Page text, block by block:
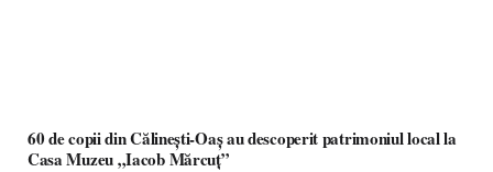
60 de copii din Călinești-Oaș au descoperit patrimoniul local la
Casa Muzeu „Iacob Mărcuț”